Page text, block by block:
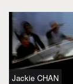
Jackie CHAN